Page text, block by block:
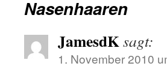
Nasenhaaren
JamesdKsagt:
1. November 2010